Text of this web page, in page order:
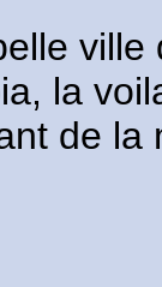
la
de la